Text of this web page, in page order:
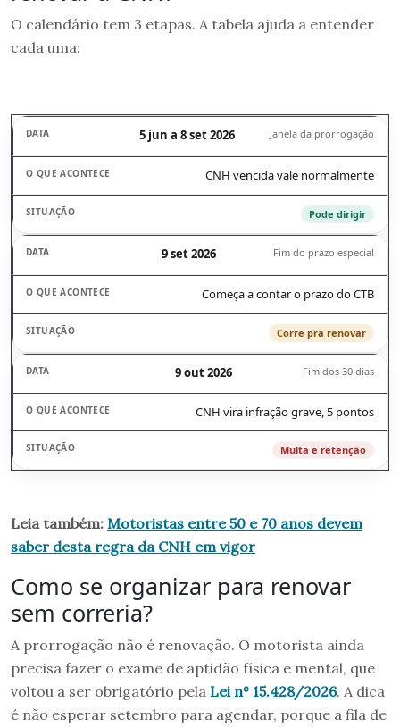
O calendário tem 3 etapas. A tabela ajuda a entender
cada uma:
5 jun a 8 set 2026 Janela da prorrogação
CNH vencida vale normalmente
Pode dirigir
9 set 2026 Fim do prazo especial
Começa a contar o prazo do CTB
Corre pra renovar
9 out 2026 Fim dos 30 dias
CNH vira infração grave, 5 pontos
Multa e retenção
Leia também: Motoristas entre 50 e 70 anos devem
saber desta regra da CNH em vigor
Como se organizar para renovar
sem correria?
A prorrogação não é renovação. O motorista ainda
precisa fazer o exame de aptidão física e mental, que
voltou a ser obrigatório pela Lei nº 15.428/2026. A dica
é não esperar setembro para agendar, porque a fila de